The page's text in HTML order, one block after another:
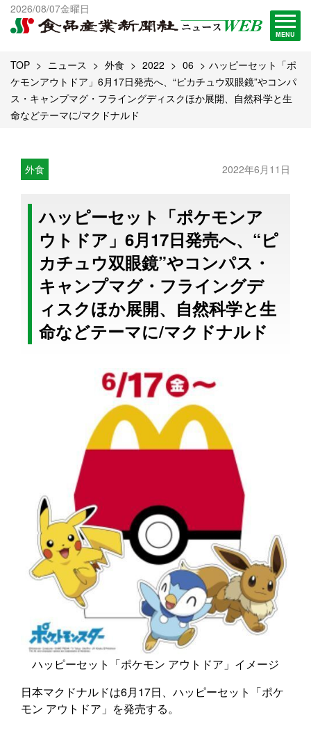
2026/08/07金曜日
MENU
出版物一覧へ
試読・購読申し込み
TOP ニュース 外食 2022 06
ハッピーセット「ポ
ケモンアウトドア」6月17日発売へ、“ピカチュウ双眼鏡”やコンパ
ス・キャンプマグ・フライングディスクほか展開、自然科学と生
命などテーマに/マクドナルド
外食 2022年6月11日
ハッピーセット「ポケモンア
ウトドア」6月17日発売へ、“ピ
カチュウ双眼鏡”やコンパス・
キャンプマグ・フライングデ
ィスクほか展開、自然科学と生
命などテーマに/マクドナルド
ハッピーセット「ポケモン アウトドア」イメージ
日本マクドナルドは6月17日、ハッピーセット「ポケ
モン アウトドア」を発売する。